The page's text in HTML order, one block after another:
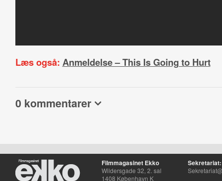
Læs også: Anmeldelse – This Is Going to Hurt
0 kommentarer
Filmmagasinet Ekko
Wildersgade 32, 2. sal
1408 København K
Sekretariat: